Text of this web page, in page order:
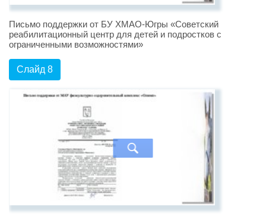
Письмо поддержки от БУ ХМАО-Югры «Советский
реабилитационный центр для детей и подростков с
ограниченными возможностями»
Слайд 8